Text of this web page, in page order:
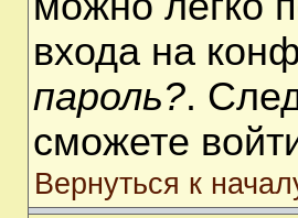
входа на
пароль?.
сможете
Вернуться к